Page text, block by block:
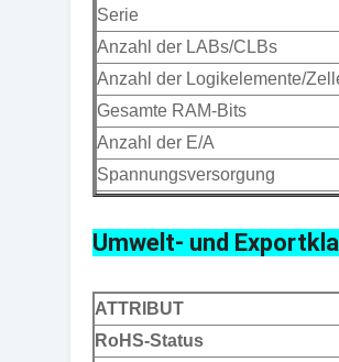
Serie
Anzahl der LABs/CLBs
Anzahl der Logikelemente/
Gesamte RAM-Bits
Anzahl der E/A
Spannungsversorgung
Betriebstemperatur
Gerätepaket des Lieferanten
Basisproduktnummer
Umwelt- und
ATTRIBUT
RoHS-Status